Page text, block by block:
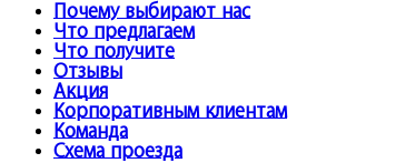
Почему выбирают нас
Что предлагаем
Что получите
Отзывы
Акция
Корпоративным клиентам
Команда
Схема проезда